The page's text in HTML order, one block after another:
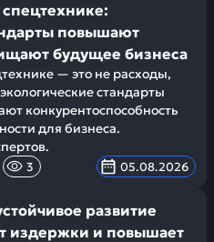
спецтехнике:
повышают
будущее бизнеса
— это не расходы,
стандарты
конкурентоспособность
для бизнеса.
3 05.08.2026
развитие
издержки и повышает